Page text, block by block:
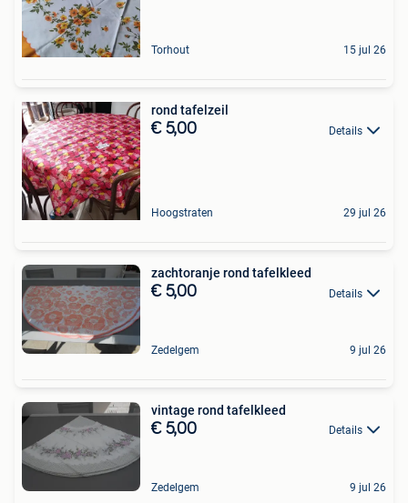
Torhout 15 jul 26
rond tafelzeil
€ 5,00 Details
Hoogstraten 29 jul 26
zachtoranje rond tafelkleed
€ 5,00 Details
Zedelgem 9 jul 26
vintage rond tafelkleed
€ 5,00 Details
Zedelgem 9 jul 26